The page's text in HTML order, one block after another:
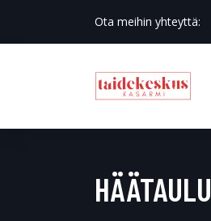
Ota meihin yhteyttä: